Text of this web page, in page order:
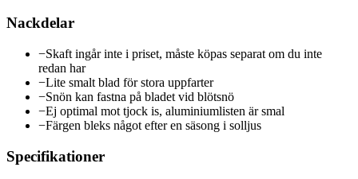
Nackdelar
−Skaft ingår inte i priset, måste köpas separat om du inte
redan har
−Lite smalt blad för stora uppfarter
−Snön kan fastna på bladet vid blötsnö
−Ej optimal mot tjock is, aluminiumlisten är smal
−Färgen bleks något efter en säsong i solljus
Specifikationer